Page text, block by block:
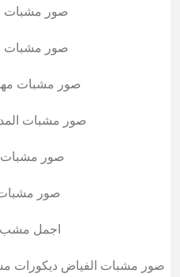
صور مشبات
صور مشبات
صور مشبات
صور مشبات
صور
صور
اجمل مشب
صور مشبات الفياض ديكورات